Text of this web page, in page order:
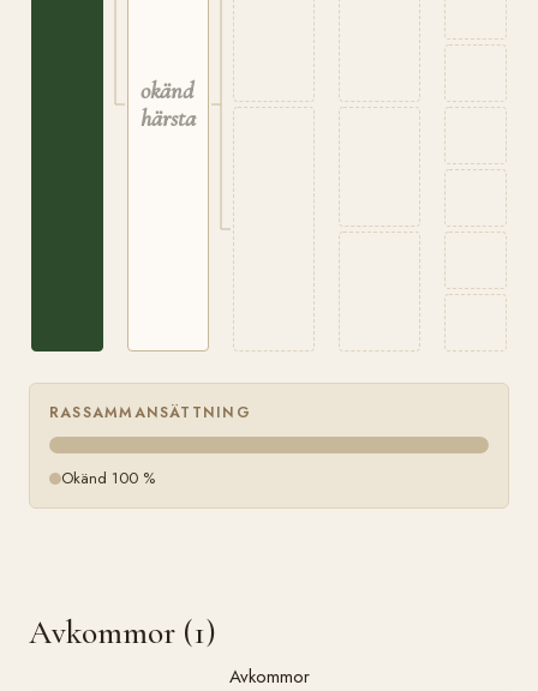
okänd
härstamning
RASSAMMANSÄTTNING
Okänd 100 %
Avkommor (1)
Avkommor